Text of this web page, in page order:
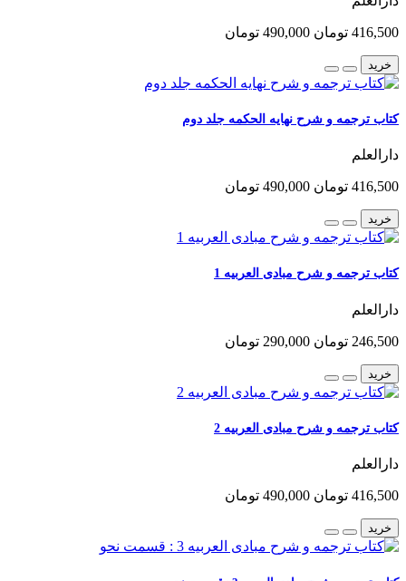
416,500 تومان 490,000 تومان
خرید
کتاب ترجمه و شرح نهایه الحکمه جلد دوم
دارالعلم
416,500 تومان 490,000 تومان
خرید
کتاب ترجمه و شرح مبادی العربیه 1
دارالعلم
246,500 تومان 290,000 تومان
خرید
کتاب ترجمه و شرح مبادی العربیه 2
دارالعلم
416,500 تومان 490,000 تومان
خرید